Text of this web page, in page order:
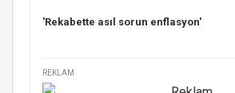
'Rekabette asıl sorun enflasyon'
REKLAM